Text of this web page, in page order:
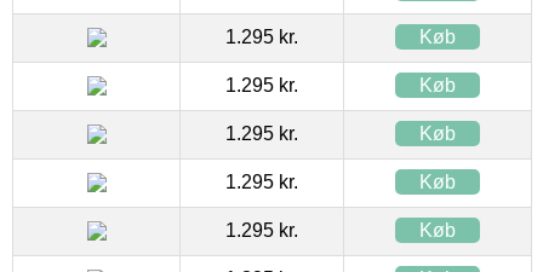
1.295 kr. Køb
1.295 kr. Køb
1.295 kr. Køb
1.295 kr. Køb
1.295 kr. Køb